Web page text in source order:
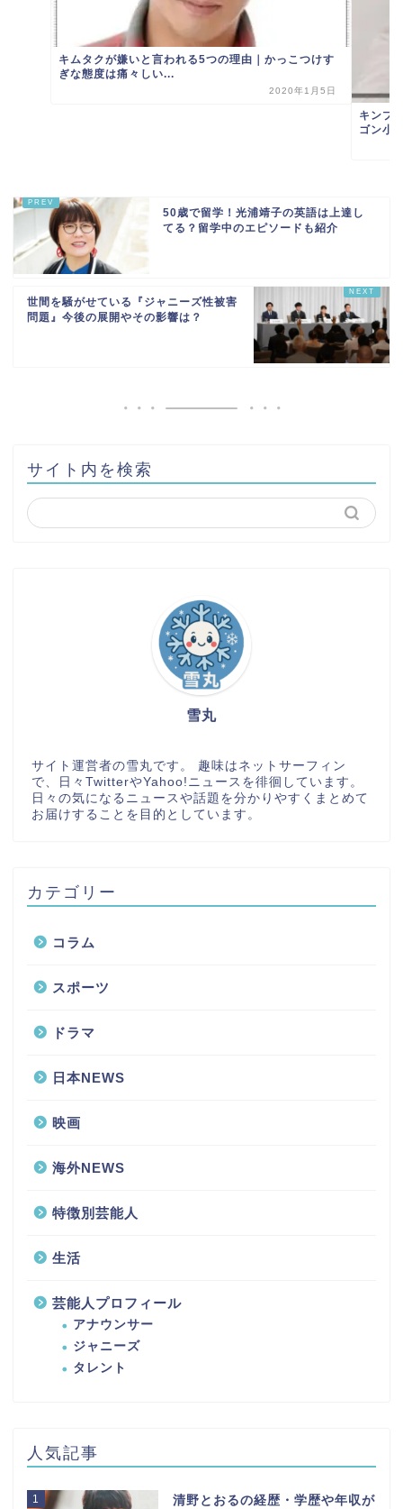
キムタクが嫌いと言われる5つの理由｜かっこつけす
ぎな態度は痛々しい...
2020年1月5日
キンプ
ゴン小
50歳で留学！光浦靖子の英語は上達し
てる？留学中のエピソードも紹介
世間を騒がせている『ジャニーズ性被害
問題』今後の展開やその影響は？
サイト内を検索
雪丸
サイト運営者の雪丸です。 趣味はネットサーフィン
で、日々TwitterやYahoo!ニュースを徘徊しています。
日々の気になるニュースや話題を分かりやすくまとめて
お届けすることを目的としています。
カテゴリー
コラム
スポーツ
ドラマ
日本NEWS
映画
海外NEWS
特徴別芸能人
生活
芸能人プロフィール
アナウンサー
ジャニーズ
タレント
人気記事
1
清野とおるの経歴・学歴や年収が